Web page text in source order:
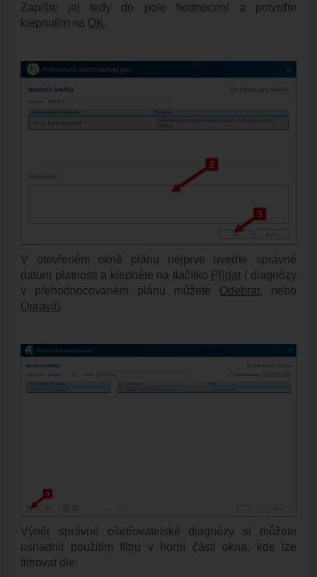
Zapište jej tedy do pole hodnocení a potvrďte
klepnutím na OK .
V otevřeném okně plánu nejprve uveďte správné
datum platnosti a klepněte na tlačítko Přidat ( diagnózy
v přehodnocovaném plánu můžete Odebrat, nebo
Opravit).
Výběr správné ošetřovatelské diagnózy si můžete
usnadnit použitím filtru v horní části okna, kde lze
filtrovat dle: